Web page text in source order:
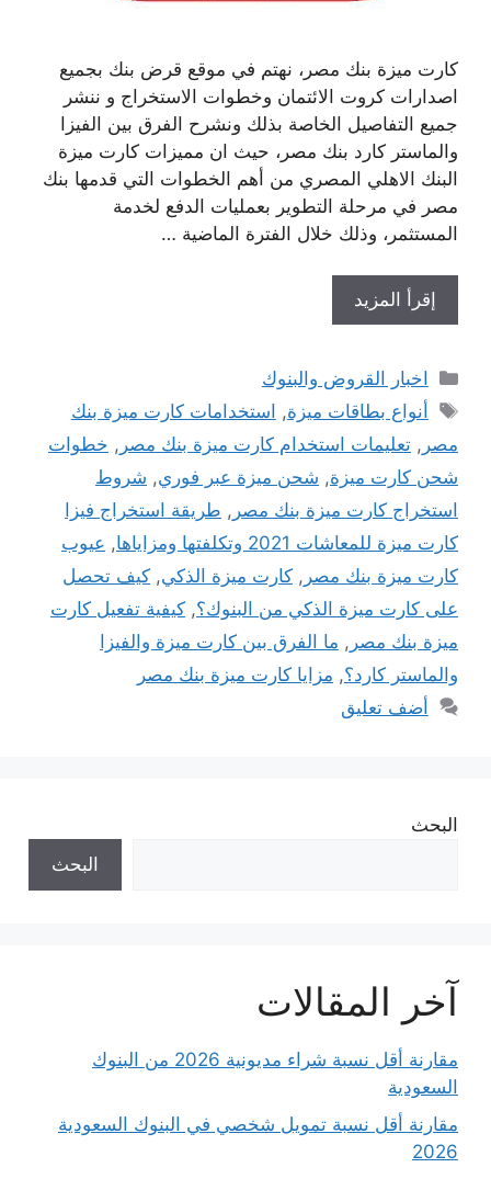
كارت ميزة بنك مصر، نهتم في موقع قرض بنك بجميع
اصدارات كروت الائتمان وخطوات الاستخراج و ننشر
جميع التفاصيل الخاصة بذلك ونشرح الفرق بين الفيزا
والماستر كارد بنك مصر، حيث ان مميزات كارت ميزة
البنك الاهلي المصري من أهم الخطوات التي قدمها بنك
مصر في مرحلة التطوير بعمليات الدفع لخدمة
المستثمر، وذلك خلال الفترة الماضية …
إقرأ المزيد
التصنيفات
اخبار القروض والبنوك
الوسوم
أنواع بطاقات ميزة, استخدامات كارت ميزة بنك
مصر , تعليمات استخدام كارت ميزة بنك مصر , خطوات
شحن كارت ميزة, شحن ميزة عبر فوري, شروط
استخراج كارت ميزة بنك مصر , طريقة استخراج فيزا
كارت ميزة للمعاشات 2021 وتكلفتها ومزاياها
, عيوب
كارت ميزة بنك مصر , كارت ميزة الذكي, كيف تحصل
على كارت ميزة الذكي من البنوك؟, كيفية تفعيل كارت
ميزة بنك مصر , ما الفرق بين كارت ميزة والفيزا
والماستر كارد؟, مزايا كارت ميزة بنك مصر
أضف تعليق
البحث
البحث
آخر المقالات
مقارنة أقل نسبة شراء مديونية 2026 من البنوك
السعودية
مقارنة أقل نسبة تمويل شخصي في البنوك السعودية
2026